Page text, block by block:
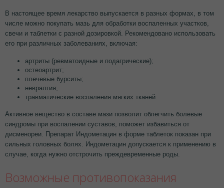
В настоящее время лекарство выпускается в разных формах, в том
числе можно покупать мазь для обработки воспаленных участков,
свечи и таблетки с разной дозировкой. Рекомендовано использовать
его при различных заболеваниях, включая:
артриты (ревматоидные и подагрические);
остеоартрит;
плечевые бурситы;
невралгия;
травматические воспаления мягких тканей.
Активное вещество в составе мази позволит облегчить болевые
синдромы при воспалении суставов, поможет избавиться от
дисменореи. Препарат Индометацин в форме таблеток показан при
сильных головных болях. Индометацин допускается к применению в
случае, когда нужно отстрочить преждевременные роды.
Возможные противопоказания